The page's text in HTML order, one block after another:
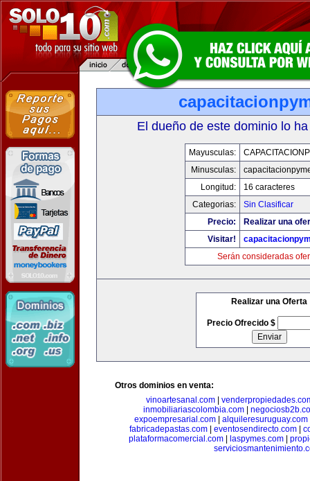
El dueño de este dominio lo
Mayusculas:
Minusculas:
Longitud:
16 caracteres
Categorias:
Sin Clasificar
Precio:
Realizar una
Visitar!
Serán consideradas
Realizar una Oferta
Precio Ofrecido $
Otros dominios en venta:
vinoartesanal.com
inmobiliariascolombia.com|
expoempresarial.com| alquileresuruguay.com
fabricadepastas.com| eventosendirecto.com|
plataformacomercial.com| laspymes.com|